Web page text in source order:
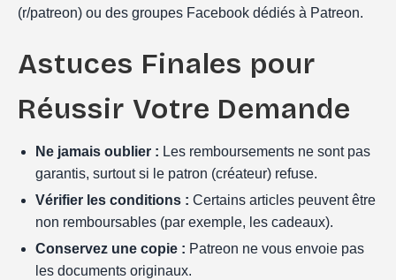
(r/patreon) ou des groupes Facebook dédiés à Patreon.
Astuces Finales pour
Réussir Votre Demande
Ne jamais oublier : Les remboursements ne sont pas
garantis, surtout si le patron (créateur) refuse.
Vérifier les conditions : Certains articles peuvent être
non remboursables (par exemple, les cadeaux).
Conservez une copie : Patreon ne vous envoie pas
les documents originaux.